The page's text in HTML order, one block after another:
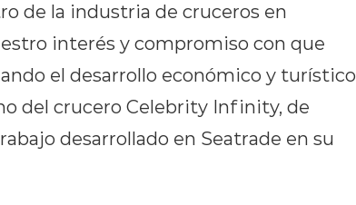
de la industria de cruceros en
interés y compromiso con que
el desarrollo económico y turístico
del crucero Celebrity Infinity, de
desarrollado en Seatrade en su